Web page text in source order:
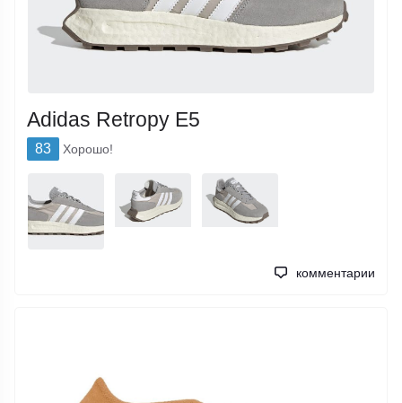
Adidas Retropy E5
83 Хорошо!
комментарии